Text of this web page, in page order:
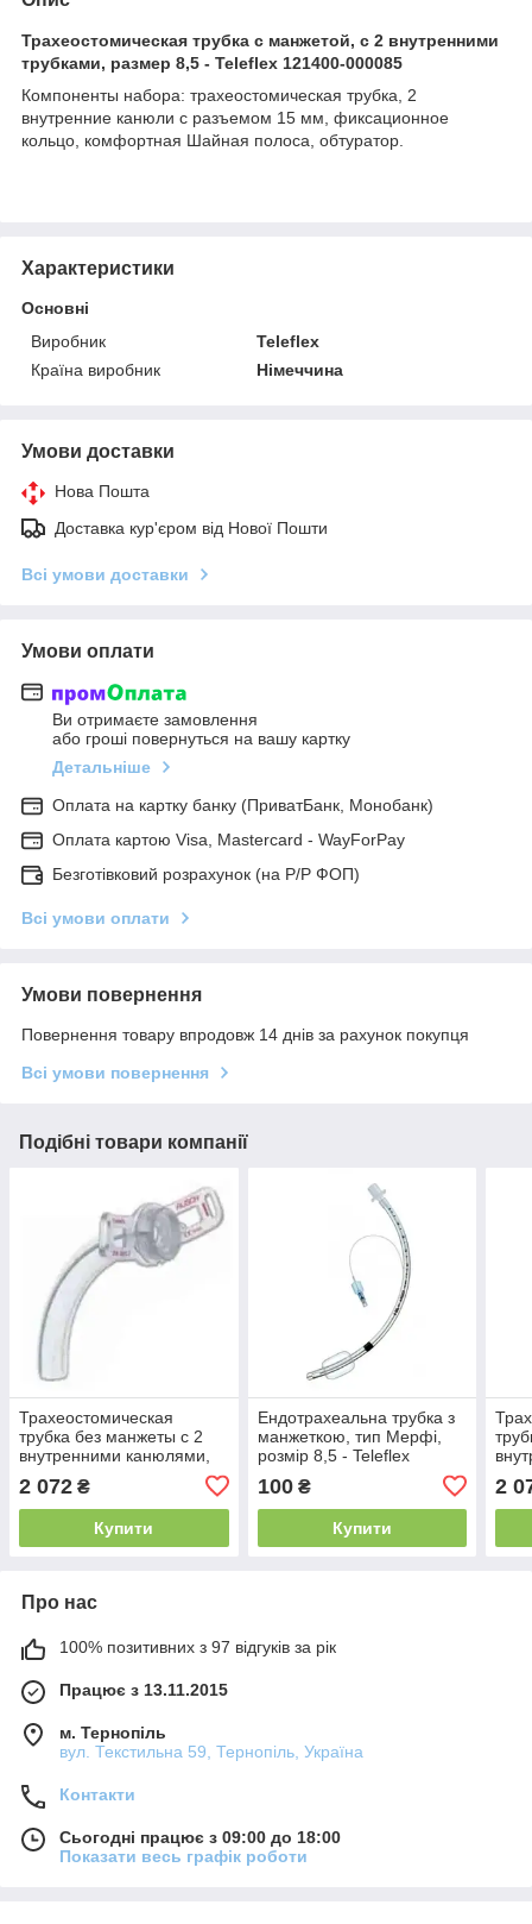
Трахеостомическая трубка с манжетой, с 2 внутренними
трубками, размер 8,5 - Teleflex 121400-000085
Компоненты набора: трахеостомическая трубка, 2
внутренние канюли с разъемом 15 мм, фиксационное
кольцо, комфортная Шайная полоса, обтуратор.
Характеристики
Основні
Виробник
Teleflex
Країна виробник
Німеччина
Умови доставки
Нова Пошта
Доставка кур'єром від Нової Пошти
Всі умови доставки
Умови оплати
Ви отримаєте замовлення
або гроші повернуться на вашу картку
Детальніше
Оплата на картку банку (ПриватБанк, Монобанк)
Оплата картою Visa, Mastercard - WayForPay
Безготівковий розрахунок (на Р/Р ФОП)
Всі умови оплати
Умови повернення
Повернення товару впродовж 14 днів за рахунок покупця
Всі умови повернення
Подібні товари компанії
Трахеостомическая
трубка без манжеты с 2
внутренними канюлями,
121415-000100
2 072 ₴
Купити
Ендотрахеальна трубка з
манжеткою, тип Мерфі,
розмір 8,5 - Teleflex
100₴
Купити
2
Про нас
100% позитивних з 97 відгуків за рік
Працює з 13.11.2015
м. Тернопіль
вул. Текстильна 59, Тернопіль, Україна
Контакти
Сьогодні працює з 09:00 до 18:00
Показати весь графік роботи